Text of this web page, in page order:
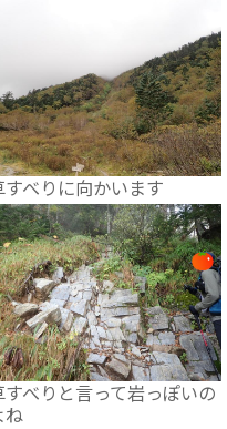
すべりに向かいます
すべりと言って岩っぽいの
ね